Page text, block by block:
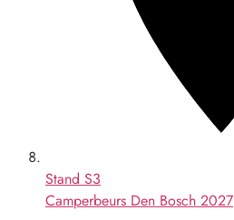
Stand S3
Camperbeurs Den Bosch 2027